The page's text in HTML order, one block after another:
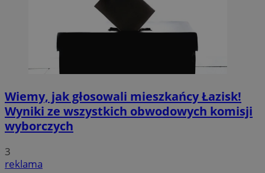
Wiemy, jak głosowali mieszkańcy Łazisk!
Wyniki ze wszystkich obwodowych komisji
wyborczych
3
reklama